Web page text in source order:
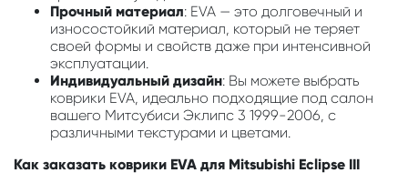
Прочный материал: EVA — это долговечный и
износостойкий материал, который не теряет
своей формы и свойств даже при интенсивной
эксплуатации.
Индивидуальный дизайн: Вы можете выбрать
коврики EVA, идеально подходящие под салон
вашего Митсубиси Эклипс 3 1999-2006, с
различными текстурами и цветами.
Как заказать коврики EVA для Mitsubishi Eclipse III